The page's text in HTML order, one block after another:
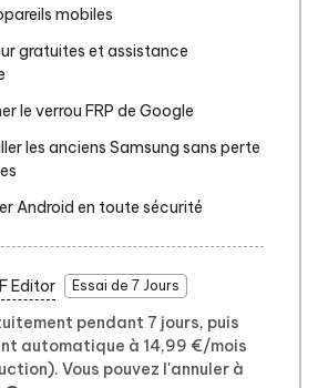
mobiles
gratuites et assistance
le verrou FRP de Google
les anciens Samsung sans perte
Android en toute sécurité
Editor Essai de 7 Jours
pendant 7 jours, puis
automatique à 14,99 €/mois
Vous pouvez l'annuler à